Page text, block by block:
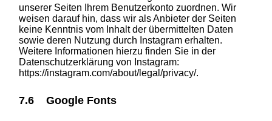
unserer Seiten Ihrem Benutzerkonto zuordnen. Wir
weisen darauf hin, dass wir als Anbieter der Seiten
keine Kenntnis vom Inhalt der übermittelten Daten
sowie deren Nutzung durch Instagram erhalten.
Weitere Informationen hierzu finden Sie in der
Datenschutzerklärung von Instagram:
https://instagram.com/about/legal/privacy/.
7.6 Google Fonts